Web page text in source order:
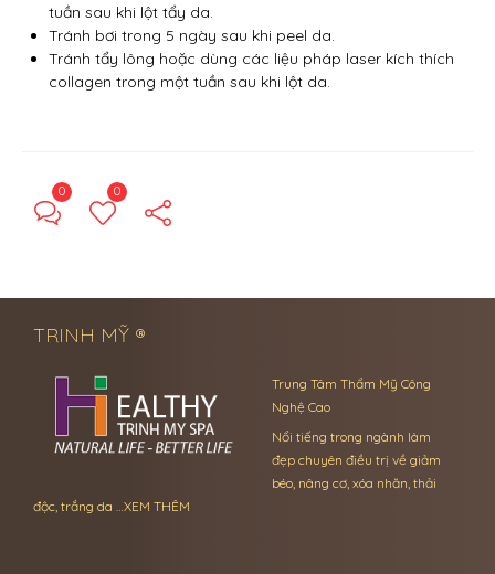
tuần sau khi lột tẩy da.
Tránh bơi trong 5 ngày sau khi peel da.
Tránh tẩy lông hoặc dùng các liệu pháp laser kích thích
collagen trong một tuần sau khi lột da.
0 0
TRINH MỸ ®
Trung Tâm Thẩm Mỹ Công
Nghệ Cao
Nổi tiếng trong ngành làm
đẹp chuyên điều trị về giảm
béo, nâng cơ, xóa nhăn, thải
độc, trắng da …XEM THÊM